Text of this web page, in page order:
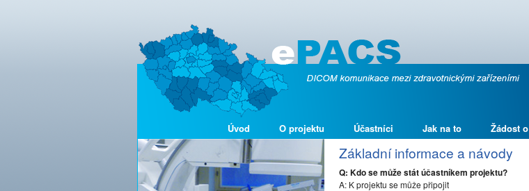
Úvod O projektu Účastníci Jak na to Žádost
Základní informace a návody
Q: Kdo se může stát účastníkem projektu?
A: K projektu se může připojit